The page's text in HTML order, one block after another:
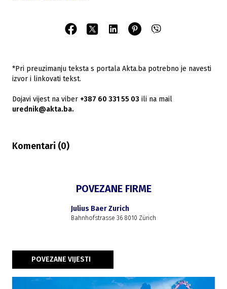
*Pri preuzimanju teksta s portala Akta.ba potrebno je navesti
izvor i linkovati tekst.
Dojavi vijest na viber +387 60 331 55 03 ili na mail
urednik@akta.ba.
Komentari (0)
POVEZANE FIRME
Julius Baer Zurich
Bahnhofstrasse 36 8010 Zürich
POVEZANE VIJESTI